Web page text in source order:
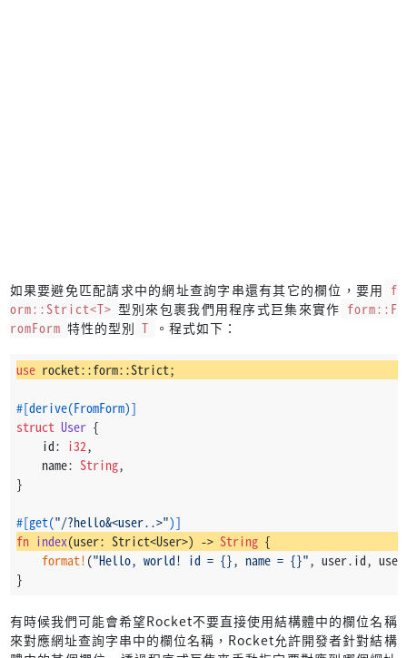
如果要避免匹配請求中的網址查詢字串還有其它的欄位，要用 f
orm::Strict<T> 型別來包裹我們用程序式巨集來實作 form::F
romForm 特性的型別 T 。程式如下：
use rocket::form::Strict;
#[derive(FromForm)]
struct User {
    id:
i32,
    name:
String,
}
#[get("/?hello&<user..>")]
fn index(user: Strict<User>) -> String {
format! ("Hello, world! id = {}, name = {}", user.id,
}
有時候我們可能會希望Rocket不要直接使用結構體中的欄位名稱
來對應網址查詢字串中的欄位名稱，Rocket允許開發者針對結構